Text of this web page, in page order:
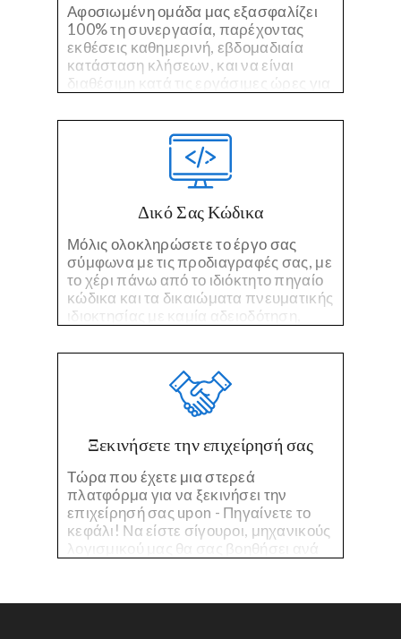
Αφοσιωμένη ομάδα μας εξασφαλίζει
100% τη συνεργασία, παρέχοντας
εκθέσεις καθημερινή, εβδομαδιαία
κατάσταση κλήσεων, και να είναι
διαθέσιμη κατά τις εργάσιμες ώρες για
Δικό Σας Κώδικα
Μόλις ολοκληρώσετε το έργο σας
σύμφωνα με τις προδιαγραφές σας, με
το χέρι πάνω από το ιδιόκτητο πηγαίο
κώδικα και τα δικαιώματα πνευματικής
ιδιοκτησίας με καμία αδειοδότηση,
Ξεκινήσετε την επιχείρησή σας
Τώρα που έχετε μια στερεά
πλατφόρμα για να ξεκινήσει την
επιχείρησή σας upon - Πηγαίνετε το
κεφάλι! Να είστε σίγουροι, μηχανικούς
λογισμικού μας θα σας βοηθήσει ανά
πλατφόρμα, ή χρειάζονται βελτιώσεις!